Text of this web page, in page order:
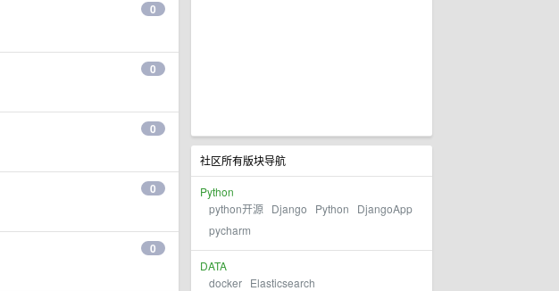
社区所有版块导航
Python
python开源 Django Python
DjangoApp
pycharm
DATA
docker Elasticsearch
0
0
0
0
0